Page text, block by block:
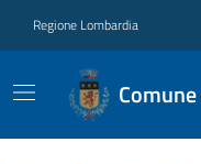
Regione Lombardia